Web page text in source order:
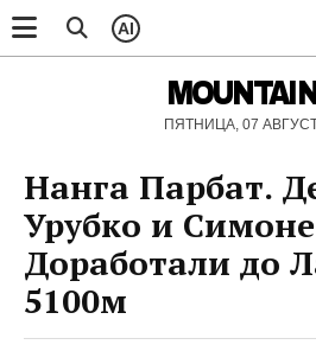
AI
ПЯТНИЦА, 07
Нанга Парбат.
Урубко и
Доработали до
5100м